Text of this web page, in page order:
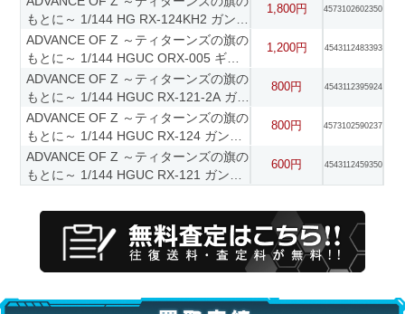
ダイ限定
もとに～ 1/144 HG RX-124KH2 ガンダ
ムTR-6 キハールII プレミアムバンダイ
限定
1,800円 4573102602350
ADVANCE OF Z ～ティターンズの旗の
もとに～ 1/144 HGUC ORX-005 ギャ
プランTR-5 [フライルー]
1,200円 4543112483393
ADVANCE OF Z ～ティターンズの旗の
もとに～ 1/144 HGUC RX-121-2A ガン
ダム TR-1(アドバンスド・ヘイズル)
800円 4543112395924
ADVANCE OF Z ～ティターンズの旗の
もとに～ 1/144 HGUC RX-124 ガンダ
ムTR-6 ウーンドウォート プレミアム
バンダイ限定ADVANCE OF Z ～ティタ
ーンズの旗のもとに～ 1/144 HGUC
RX-124 ガンダムTR-6 ウーンドウォー
ト プレミアムバンダイ限定
800円 4573102590237
ADVANCE OF Z ～ティターンズの旗の
もとに～ 1/144 HGUC RX-121 ガンダ
600円 4543112459350